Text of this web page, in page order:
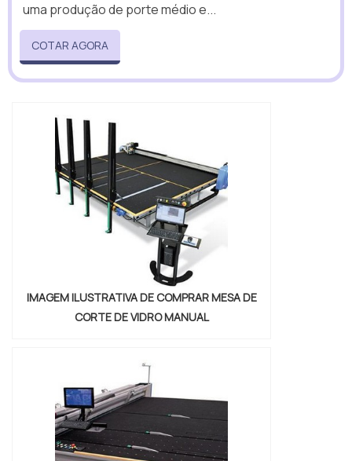
uma produção de porte médio e...
COTAR AGORA
IMAGEM ILUSTRATIVA DE COMPRAR MESA DE
CORTE DE VIDRO MANUAL